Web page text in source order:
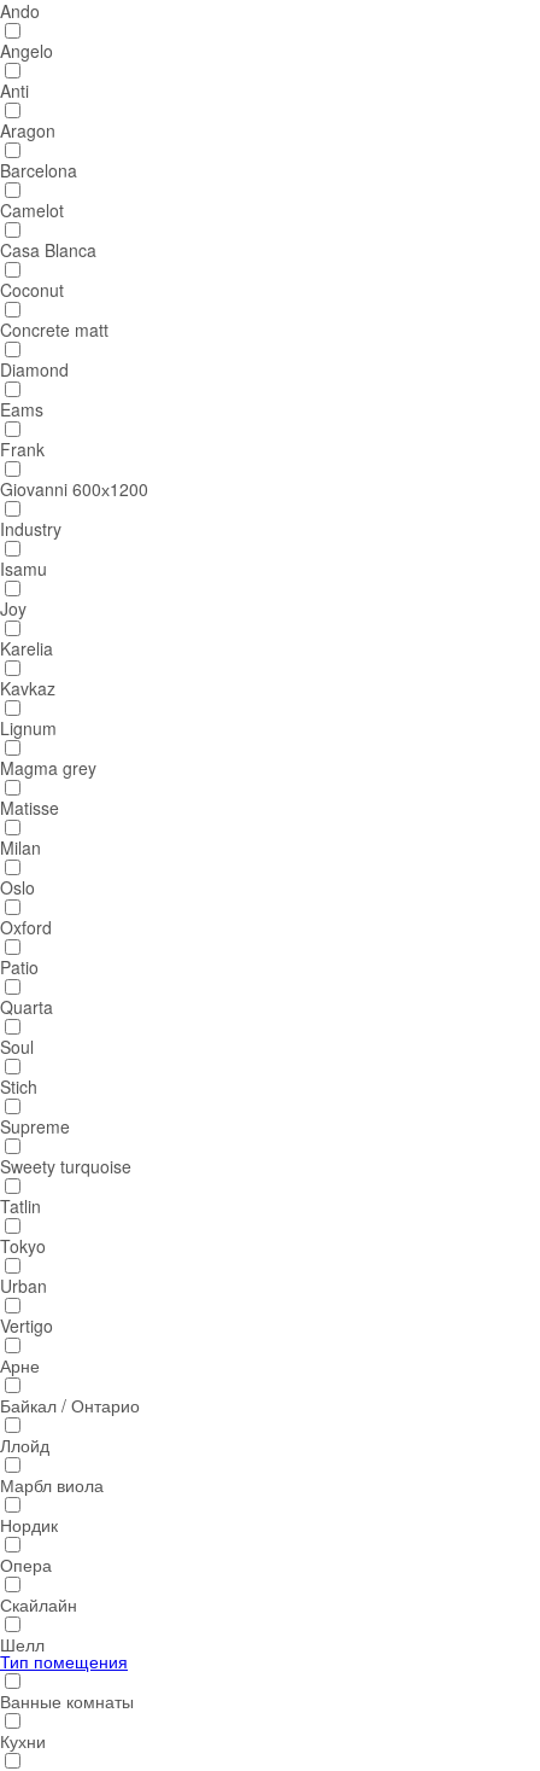
Ando
Angelo
Anti
Aragon
Barcelona
Camelot
Casa Blanca
Coconut
Concrete matt
Diamond
Eams
Frank
Giovanni 600х1200
Industry
Isamu
Joy
Karelia
Kavkaz
Lignum
Magma grey
Matisse
Milan
Oslo
Oxford
Patio
Quarta
Soul
Stich
Supreme
Sweety turquoise
Tatlin
Tokyo
Urban
Vertigo
Арне
Байкал / Онтарио
Ллойд
Марбл виола
Нордик
Опера
Скайлайн
Шелл
Тип помещения
Ванные комнаты
Кухни